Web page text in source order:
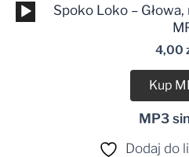
Spoko Loko –
4,00
Kup
MP3
Dodaj do